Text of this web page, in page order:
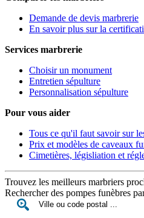
Demande de devis marbrerie
En savoir plus sur la
Services marbrerie
Choisir un monument
Entretien sépulture
Personnalisation sépulture
Pour vous aider
Tous ce qu'il faut savoir sur
Prix et modèles de caveaux
Cimetières, législiation et
Trouvez les meilleurs marbriers
Rechercher des pompes funèbres